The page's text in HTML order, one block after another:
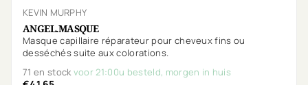
KEVIN MURPHY
ANGEL.MASQUE
Masque capillaire réparateur pour cheveux fins ou
desséchés suite aux colorations.
71 en stockvoor 21:00u besteld, morgen in huis